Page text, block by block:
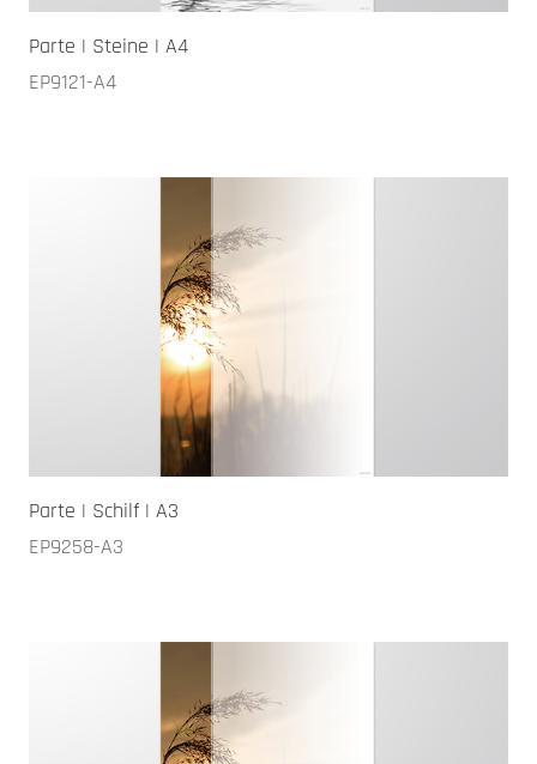
Parte | Steine | A4
EP9121-A4
Parte | Schilf | A3
EP9258-A3